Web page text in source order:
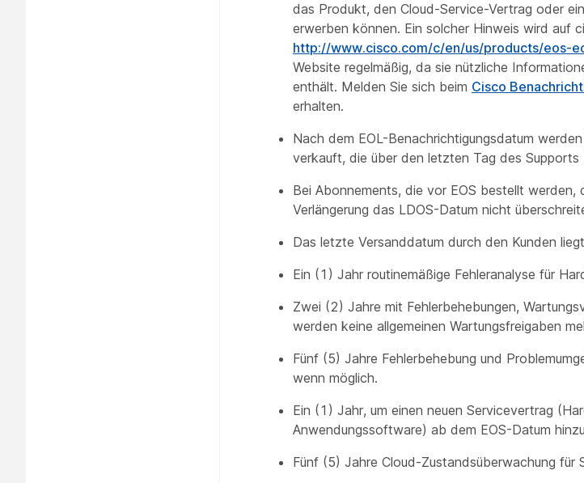
das Produkt, den Cloud-Service-Vertrag oder
erwerben können. Ein solcher Hinweis wird auf
http://www.cisco.com/c/en/us/products/eos-
Website regelmäßig, da sie nützliche
enthält. Melden Sie sich beim Cisco
erhalten.
Nach dem EOL-Benachrichtigungsdatum
verkauft, die über den letzten Tag des Supports
Bei Abonnements, die vor EOS bestellt
Verlängerung das LDOS-Datum nicht
Das letzte Versanddatum durch den Kunden
Ein (1) Jahr routinemäßige Fehleranalyse für
Zwei (2) Jahre mit Fehlerbehebungen,
werden keine allgemeinen Wartungsfreigaben
Fünf (5) Jahre Fehlerbehebung und
wenn möglich.
Ein (1) Jahr, um einen neuen Servicevertrag
Anwendungssoftware) ab dem EOS-Datum
Fünf (5) Jahre Cloud-Zustandsüberwachung für